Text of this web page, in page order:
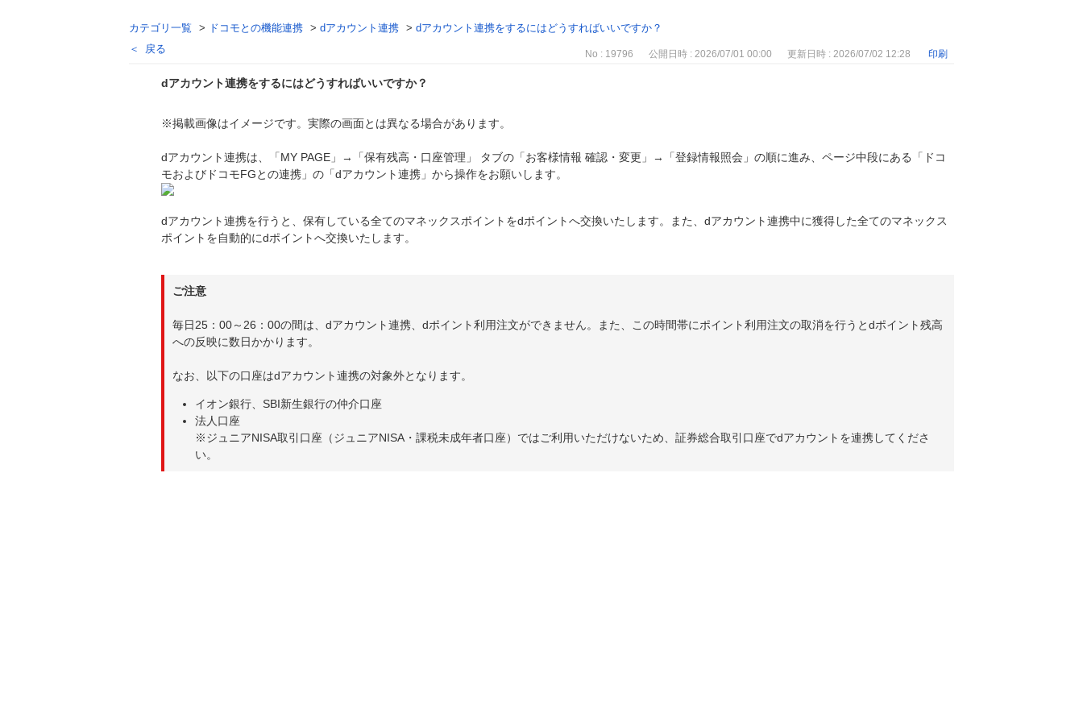
カテゴリ一覧 > ドコモとの機能連携 > dアカウント連携 > dアカウント連携をするにはどうすればいいですか？
戻る
No : 19796 公開日時 : 2026/07/01 00:00 更新日時 : 2026/07/02 12:28 印刷
dアカウント連携をするにはどうすればいいですか？
回答
※掲載画像はイメージです。実際の画面とは異なる場合があります。
dアカウント連携は、「MY PAGE」→「保有残高・口座管理」 タブの「お客様情報 確認・変更」→「登録情報照会」の順に進み、ページ中段にある「ドコ
モおよびドコモFGとの連携」の「dアカウント連携」から操作をお願いします。
dアカウント連携を行うと、保有している全てのマネックスポイントをdポイントへ交換いたします。また、dアカウント連携中に獲得した全てのマネックス
ポイントを自動的にdポイントへ交換いたします。
ご注意
毎日25：00～26：00の間は、dアカウント連携、dポイント利用注文ができません。また、この時間帯にポイント利用注文の取消を行うとdポイント残高
への反映に数日かかります。
なお、以下の口座はdアカウント連携の対象外となります。
イオン銀行、SBI新生銀行の仲介口座
法人口座
※ジュニアNISA取引口座（ジュニアNISA・課税未成年者口座）ではご利用いただけないため、証券総合取引口座でdアカウントを連携してくださ
い。